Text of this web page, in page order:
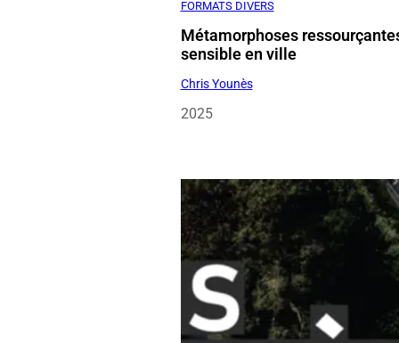
2025